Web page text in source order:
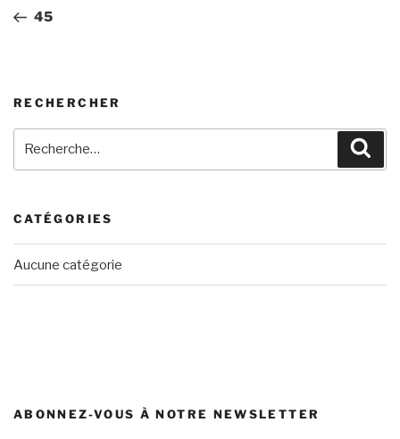
l’article
précédent
45
RECHERCHER
CATÉGORIES
Aucune catégorie
ABONNEZ-VOUS À NOTRE NEWSLETTER